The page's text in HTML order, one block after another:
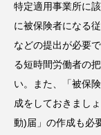
特定適用事業所に
に被保険者になる
などの提出が必要
る短時間労働者の
い。また、「被保
成をしておきまし
動)届」の作成も必